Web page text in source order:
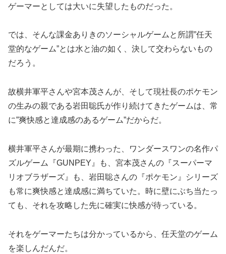
ゲーマーとしては大いに失望したものだった。
では、そんな課金ありきのソーシャルゲームと所謂”任天
堂的なゲーム”とは水と油の如く、決して交わらないもの
だろう。
故横井軍平さんや宮本茂さんが、そして現社長のポケモン
の生みの親である岩田聡氏が作り続けてきたゲームは、常
に”爽快感と達成感のあるゲーム”だからだ。
横井軍平さんが最期に携わった、ワンダースワンの名作パ
ズルゲーム『GUNPEY』も、宮本茂さんの『スーパーマ
リオブラザーズ』も、岩田聡さんの『ポケモン』シリーズ
も常に爽快感と達成感に満ちていた。時に壁にぶち当たっ
ても、それを攻略した先に確実に快感が待っている。
それをゲーマーたちは分かっているから、任天堂のゲーム
を楽しんだんだ。